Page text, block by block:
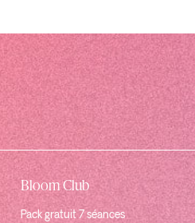
Bloom Club
Pack gratuit 7 séances